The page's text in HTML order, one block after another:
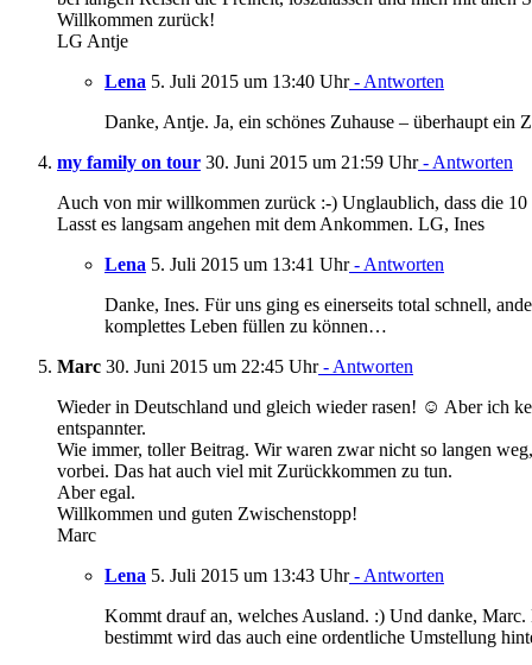
Willkommen zurück!
LG Antje
Lena 5. Juli 2015 um 13:40 Uhr- Antworten
Danke, Antje. Ja, ein schönes Zuhause – überhaupt ein
my family on tour 30. Juni 2015 um 21:59 Uhr- Antworten
Auch von mir willkommen zurück :-) Unglaublich, dass die
Lasst es langsam angehen mit dem Ankommen. LG, Ines
Lena 5. Juli 2015 um 13:41 Uhr- Antworten
Danke, Ines. Für uns ging es einerseits total schnell,
komplettes Leben füllen zu können…
Marc 30. Juni 2015 um 22:45 Uhr- Antworten
Wieder in Deutschland und gleich wieder rasen! ☺ Aber ich
entspannter.
Wie immer, toller Beitrag. Wir waren zwar nicht so langen
vorbei. Das hat auch viel mit Zurückkommen zu tun.
Aber egal.
Willkommen und guten Zwischenstopp!
Marc
Lena 5. Juli 2015 um 13:43 Uhr- Antworten
Kommt drauf an, welches Ausland. :) Und danke,
bestimmt wird das auch eine ordentliche Umstellung